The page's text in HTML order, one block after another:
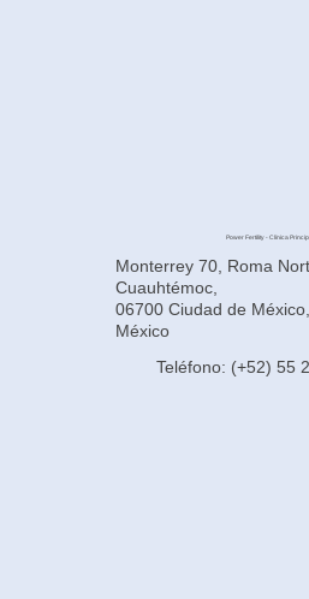
Power Fertility - Clínica
Monterrey 70, Roma
Cuauhtémoc,
06700 Ciudad de
México
Teléfono: (+52) 55